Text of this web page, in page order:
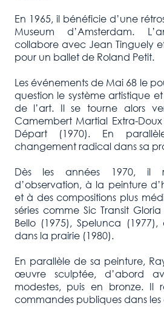
En 1965, il bénéficie d’une
Museum d’Amsterdam.
collabore avec Jean Tinguely
pour un ballet de Roland Petit.
Les événements de Mai 68 le
question le système artistique
de l’art. Il se tourne alors
Camembert Martial Extra-
Départ (1970). En
changement radical dans sa
Dès les années 1970, il
d’observation, à la peinture
et à des compositions plus
séries comme Sic Transit
Bello (1975), Spelunca
dans la prairie (1980).
En parallèle de sa peinture,
œuvre sculptée, d’abord
modestes, puis en bronze. Il
commandes publiques dans les